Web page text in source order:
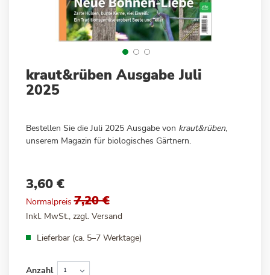
Anfang
der
kraut&rüben Ausgabe Juli
2025
Bestellen Sie die Juli 2025 Ausgabe von kraut&rüben,
unserem Magazin für biologisches Gärtnern.
Sonderangebot
3,60 €
Normalpreis 7,20 €
Inkl. MwSt., zzgl. Versand
Lieferbar (ca. 5–7 Werktage)
Anzahl